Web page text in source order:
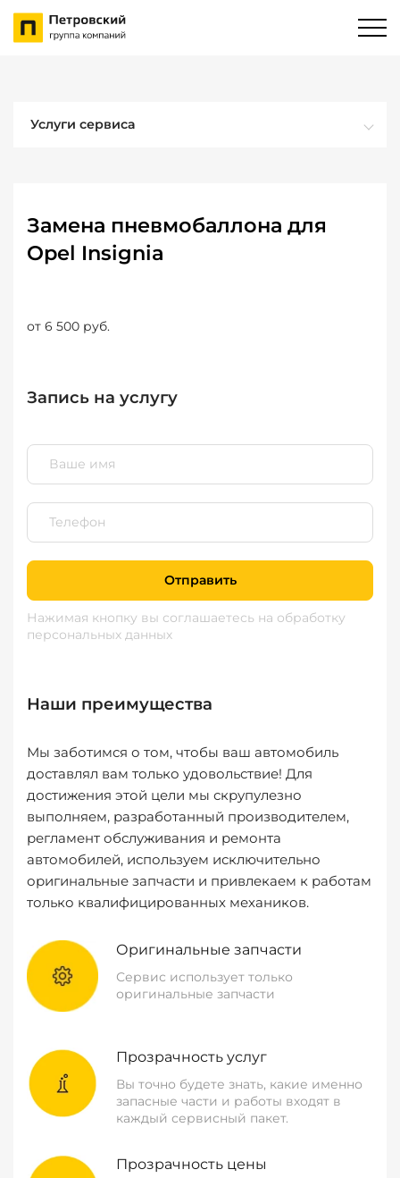
Услуги сервиса
Замена пневмобаллона для
Opel Insignia
от 6 500 руб.
Запись на услугу
Отправить
Нажимая кнопку вы соглашаетесь на обработку
персональных данных
Наши преимущества
Мы заботимся о том, чтобы ваш автомобиль
доставлял вам только удовольствие! Для
достижения этой цели мы скрупулезно
выполняем, разработанный производителем,
регламент обслуживания и ремонта
автомобилей, используем исключительно
оригинальные запчасти и привлекаем к работам
только квалифицированных механиков.
Оригинальные запчасти
Сервис использует только
оригинальные запчасти
Прозрачность услуг
Вы точно будете знать, какие именно
запасные части и работы входят в
каждый сервисный пакет.
Прозрачность цены